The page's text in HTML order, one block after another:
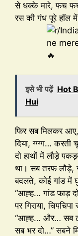
से धक्के मारे, फच
रस की गंध पूरे हॉल
इसे भी पढ़ें Hot
Hui
फिर सब मिलकर
दिया, ग्ग्ग्ग…
दो हाथों में लौड़े
था। सब तरफ लौड़े,
बदलते, कोई गांड में
“आह्ह… गांड फाड़
पर गिराया,
“आह्ह… और… सब
सब भर दो…” सबने